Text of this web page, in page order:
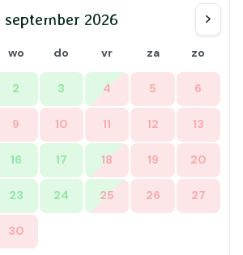
september 2026
wo do vr za zo
2 3 4 5 6
9 10 11 12 13
16 17 18 19 20
23 24 25 26 27
30